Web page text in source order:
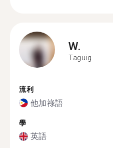
W.
Taguig
流利
他加祿語
學
英語